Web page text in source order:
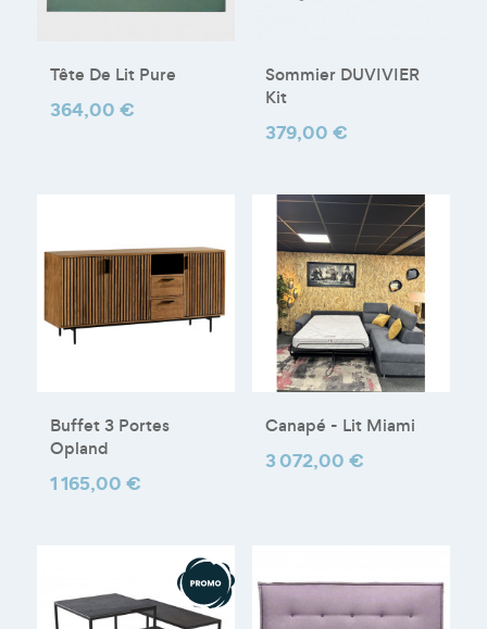
Tête De Lit Pure
Prix
364,00 €
Sommier DUVIVIER
Kit
Prix
379,00 €
Buffet 3 Portes
Opland
Prix
1 165,00 €
Canapé - Lit Miami
Prix
3 072,00 €